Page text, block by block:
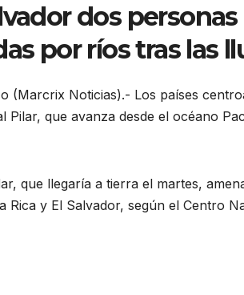
dos
por ríos tras las
(Marcrix Noticias).- Los países
Pilar, que avanza desde el océano
que llegaría a tierra el martes,
Rica y El Salvador, según el Centro